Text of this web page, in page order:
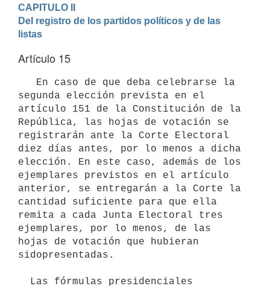
CAPITULO II
Del registro de los partidos políticos y de las
listas
Artículo 15
segunda elección prevista en el
artículo 151 de la Constitución de la
República, las hojas de votación se
registrarán ante la Corte Electoral
diez días antes, por lo menos a dicha
elección. En este caso, además de los
ejemplares previstos en el artículo
anterior, se entregarán a la Corte la
cantidad suficiente para que ella
remita a cada Junta Electoral tres
ejemplares, por lo menos, de las
hojas de votación que hubieran
sidopresentadas.